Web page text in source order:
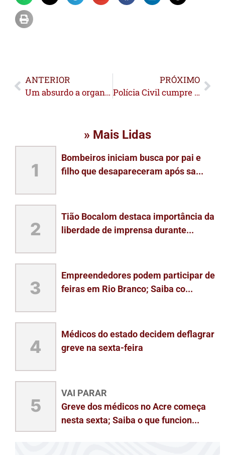
ANTERIOR
Um absurdo a organização do vestibular da UFAC
PRÓXIMO
Polícia Civil cumpre mais de 100 mandados judiciais contra facção
» Mais Lidas
1
Bombeiros iniciam busca por pai e
filho que desapareceram após sa...
2
Tião Bocalom destaca importância da
liberdade de imprensa durante...
3
Empreendedores podem participar de
feiras em Rio Branco; Saiba co...
4
Médicos do estado decidem deflagrar
greve na sexta-feira
5
VAI PARAR
Greve dos médicos no Acre começa
nesta sexta; Saiba o que funcion...